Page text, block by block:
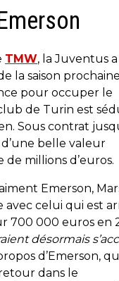
TMW, la Juventus a
la saison
pour occuper le
de Turin est
Sous contrat
d’une belle valeur
millions d’euros.
Emerson,
celui qui est
700 000 euros en
désormais
d’Emerson,
dans le